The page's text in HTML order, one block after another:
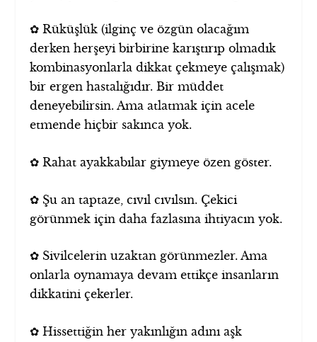
✿ Rüküşlük (ilginç ve özgün olacağım
derken herşeyi birbirine karıştırıp olmadık
kombinasyonlarla dikkat çekmeye çalışmak)
bir ergen hastalığıdır. Bir müddet
deneyebilirsin. Ama atlatmak için acele
etmende hiçbir sakınca yok.
✿ Rahat ayakkabılar giymeye özen göster.
✿ Şu an taptaze, cıvıl cıvılsın. Çekici
görünmek için daha fazlasına ihtiyacın yok.
✿ Sivilcelerin uzaktan görünmezler. Ama
onlarla oynamaya devam ettikçe insanların
dikkatini çekerler.
✿ Hissettiğin her yakınlığın adını aşk